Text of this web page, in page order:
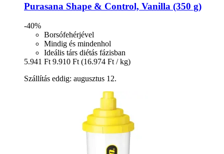
Purasana Shape & Control, Vanilla (350 g)
-40%
Borsófehérjével
Mindig és mindenhol
Ideális társ diétás fázisban
5.941 Ft 9.910 Ft (16.974 Ft / kg)
Szállítás eddig: augusztus 12.